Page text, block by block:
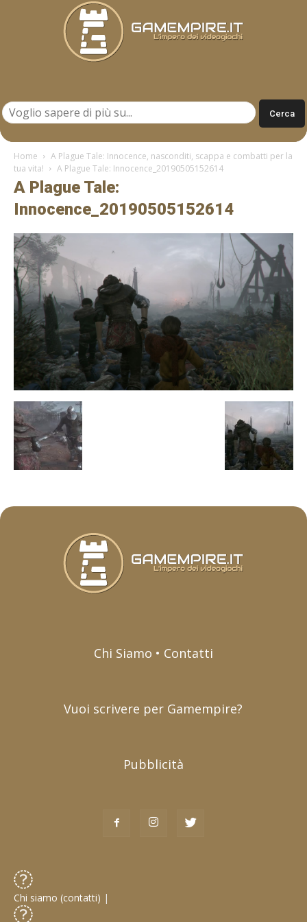
Home
A Plague Tale: Innocence, nasconditi, scappa e combatti per la
tua vita!
A Plague Tale: Innocence_20190505152614
A Plague Tale:
Innocence_20190505152614
Chi Siamo • Contatti
Vuoi scrivere per Gamempire?
Pubblicità
Chi siamo (contatti) |